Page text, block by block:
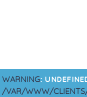
WARNING:
/VAR/WWW/